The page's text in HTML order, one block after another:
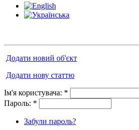
Додати новий об'єкт
Додати нову статтю
Ім'я користувача: *
Пароль: *
Забули пароль?